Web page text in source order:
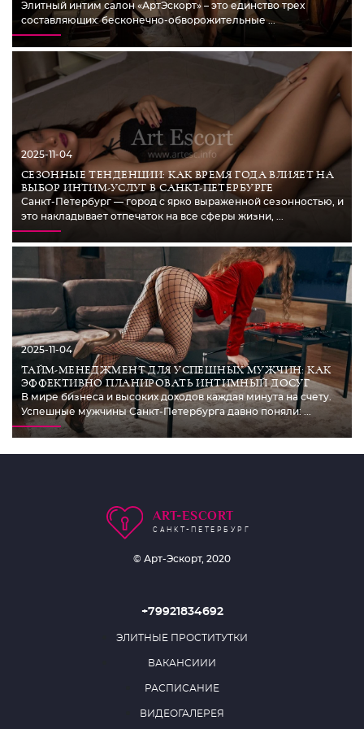
Элитный интим салон «АртЭскорт» – это единство трех
составляющих: бесконечно-обворожительные ...
2025-11-04
СЕЗОННЫЕ ТЕНДЕНЦИИ: КАК ВРЕМЯ ГОДА ВЛИЯЕТ НА
ВЫБОР ИНТИМ-УСЛУГ В САНКТ-ПЕТЕРБУРГЕ
Санкт-Петербург — город с ярко выраженной сезонностью, и
это накладывает отпечаток на все сферы жизни, ...
2025-11-04
ТАЙМ-МЕНЕДЖМЕНТ ДЛЯ УСПЕШНЫХ МУЖЧИН: КАК
ЭФФЕКТИВНО ПЛАНИРОВАТЬ ИНТИМНЫЙ ДОСУГ
В мире бизнеса и высоких доходов каждая минута на счету.
Успешные мужчины Санкт-Петербурга давно поняли: ...
ART-ESCORT
САНКТ-ПЕТЕРБУРГ
© Арт-Эскорт, 2020
+79921834692
ЭЛИТНЫЕ ПРОСТИТУТКИ
ВАКАНСИИИ
РАСПИСАНИЕ
ВИДЕОГАЛЕРЕЯ